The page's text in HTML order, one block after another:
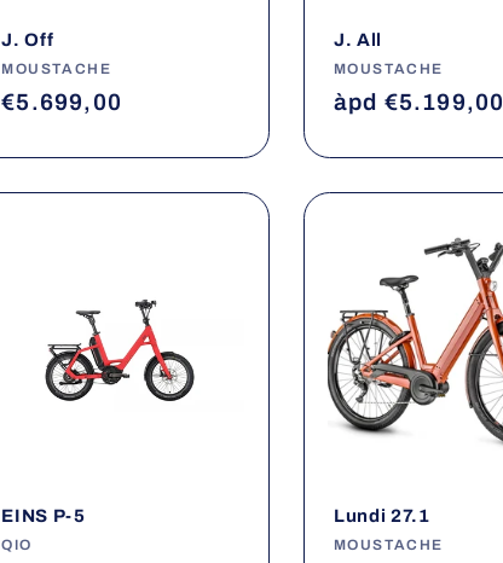
J. Off
Fournisseur :
MOUSTACHE
Prix
€5.699,00
J. All
Fournisseur :
MOUSTACHE
Prix
àpd €5.199,00
EINS P-5
Fournisseur :
QIO
Lundi 27.1
Fournisseur :
MOUSTACHE